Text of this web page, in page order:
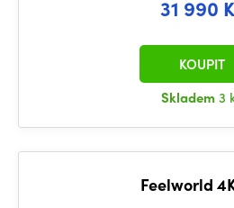
31 990
Skladem3
KOUPIT
Feelworld